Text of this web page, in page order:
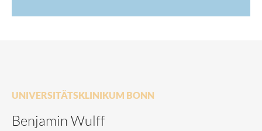
UNIVERSITÄTSKLINIKUM BONN
Benjamin Wulff